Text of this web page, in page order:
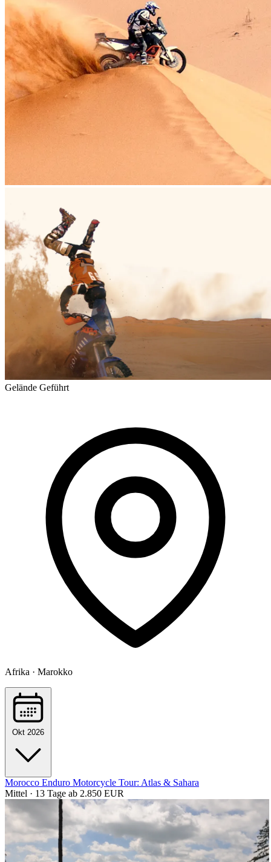
Gelände Geführt
Afrika · Marokko
Okt 2026
Morocco Enduro Motorcycle Tour: Atlas & Sahara
Mittel · 13 Tage ab 2.850 EUR